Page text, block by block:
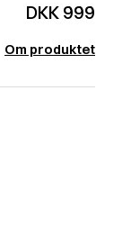
DKK 999
Om produktet